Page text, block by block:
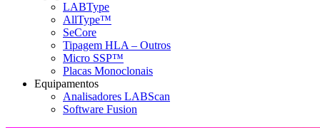
LABType
AllType™
SeCore
Tipagem HLA – Outros
Micro SSP™
Placas Monoclonais
Equipamentos
Analisadores LABScan
Software Fusion